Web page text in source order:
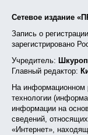
Сетевое издание
Запись о
зарегистрировано
Учредитель:
Главный редактор:
На информационном
технологии
информации на
сведений,
«Интернет»,